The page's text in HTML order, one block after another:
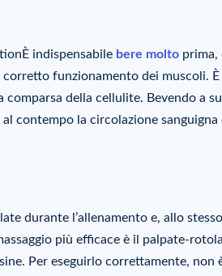
È indispensabile bere molto prima,
funzionamento dei muscoli.
comparsa della cellulite. Bevendo a
contempo la circolazione
durante l’allenamento e, allo
più efficace è il palpate-
Per eseguirlo correttamente, non